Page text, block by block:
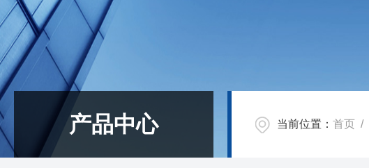
产品中心 当前位置： 首页 /